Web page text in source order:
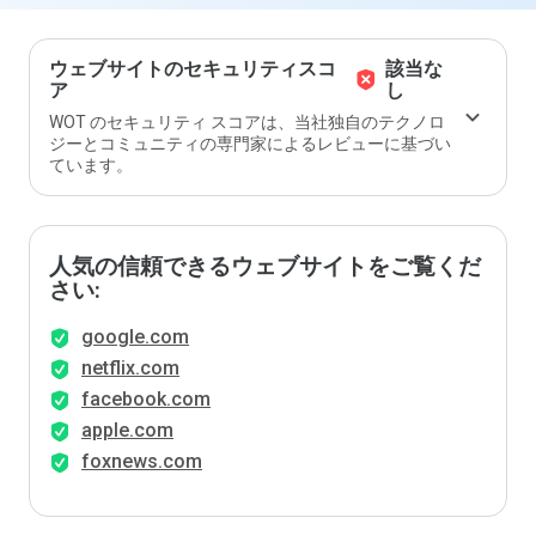
ウェブサイトのセキュリティスコ
ア
該当な
し
WOT のセキュリティ スコアは、当社独自のテクノロ
ジーとコミュニティの専門家によるレビューに基づい
ています。
人気の信頼できるウェブサイトをご覧くだ
さい:
google.com
netflix.com
facebook.com
apple.com
foxnews.com
価し
ます
か？